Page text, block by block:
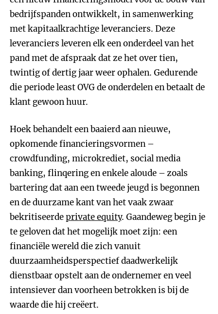
bedrijfspanden ontwikkelt, in samenwerking
met kapitaalkrachtige leveranciers. Deze
leveranciers leveren elk een onderdeel van het
pand met de afspraak dat ze het over tien,
twintig of dertig jaar weer ophalen. Gedurende
die periode least OVG de onderdelen en betaalt de
klant gewoon huur.
Hoek behandelt een baaierd aan nieuwe,
opkomende financieringsvormen –
crowdfunding, microkrediet, social media
banking, flinqering en enkele aloude – zoals
bartering dat aan een tweede jeugd is begonnen
en de duurzame kant van het vaak zwaar
bekritiseerdeprivate equity. Gaandeweg begin je
te geloven dat het mogelijk moet zijn: een
financiële wereld die zich vanuit
duurzaamheidsperspectief daadwerkelijk
dienstbaar opstelt aan de ondernemer en veel
intensiever dan voorheen betrokken is bij de
waarde die hij creëert.